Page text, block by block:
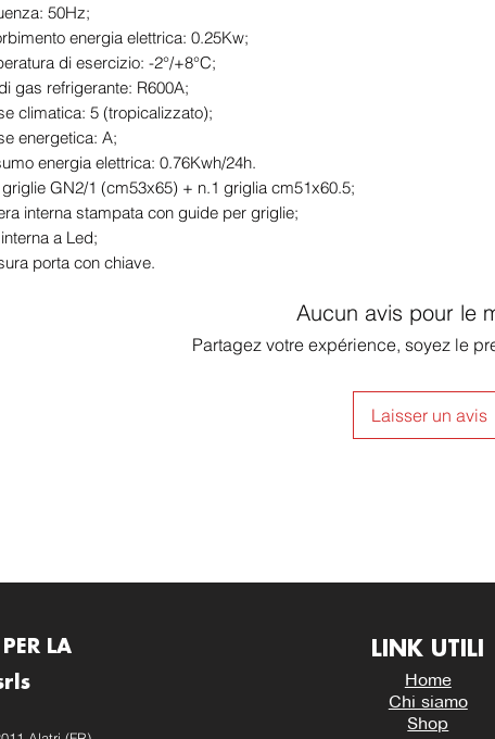
50Hz;
energia elettrica: 0.25Kw;
di esercizio: -2°/+8°C;
gas refrigerante: R600A;
climatica: 5 (tropicalizzato);
energetica: A;
energia elettrica: 0.76Kwh/24h.
GN2/1 (cm53x65) + n.1 griglia cm51x60.5;
interna stampata con guide per griglie;
a Led;
porta con chiave.
Aucun avis pour le
Partagez votre expérience, soyez le
Laisser un avis
LA
LINK UTILI
Home
Chi siamo
Shop